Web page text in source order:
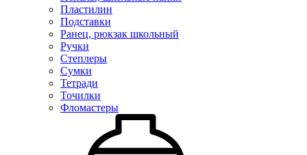
Пластилин
Подставки
Ранец, рюкзак школьный
Ручки
Степлеры
Сумки
Тетради
Точилки
Фломастеры